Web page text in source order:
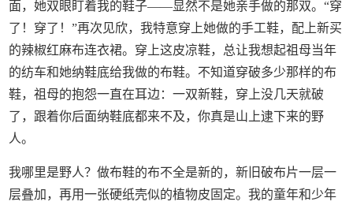
面，她双眼盯着我的鞋子——显然不是她亲手做的那双。“穿
了！穿了！”再次见欣，我特意穿上她做的手工鞋，配上新买
的辣椒红麻布连衣裙。穿上这皮凉鞋，总让我想起祖母当年
的纺车和她纳鞋底给我做的布鞋。不知道穿破多少那样的布
鞋，祖母的抱怨一直在耳边：一双新鞋，穿上没几天就破
了，跟着你后面纳鞋底都来不及，你真是山上逮下来的野
人。
我哪里是野人？做布鞋的布不全是新的，新旧破布片一层一
层叠加，再用一张硬纸壳似的植物皮固定。我的童年和少年